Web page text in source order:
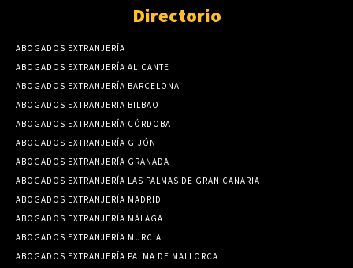
Directorio
ABOGADOS EXTRANJERÍA
ABOGADOS EXTRANJERÍA ALICANTE
ABOGADOS EXTRANJERÍA BARCELONA
ABOGADOS EXTRANJERIA BILBAO
ABOGADOS EXTRANJERÍA CÓRDOBA
ABOGADOS EXTRANJERÍA GIJÓN
ABOGADOS EXTRANJERÍA GRANADA
ABOGADOS EXTRANJERÍA LAS PALMAS DE GRAN CANARIA
ABOGADOS EXTRANJERÍA MADRID
ABOGADOS EXTRANJERÍA MÁLAGA
ABOGADOS EXTRANJERÍA MURCIA
ABOGADOS EXTRANJERÍA PALMA DE MALLORCA